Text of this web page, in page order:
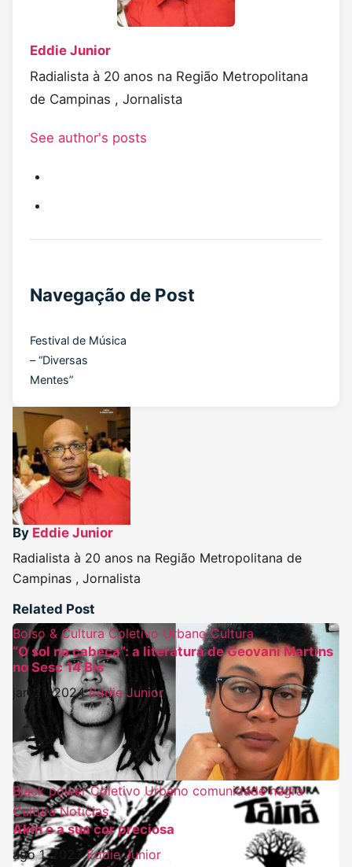
Eddie Junior
Radialista à 20 anos na Região Metropolitana
de Campinas , Jornalista
See author's posts
Navegação de Post
Festival de Música
– “Diversas
Mentes”
By Eddie Junior
Radialista à 20 anos na Região Metropolitana de
Campinas , Jornalista
Related Post
Bolso & CulturaColetivo UrbanoCultura
“O sol na cabeça”: a literatura de Geovani Martins
no Sesc 14 Bis
jan 21, 2024Eddie Junior
Black powerColetivo Urbano comunidade negra
CulturaNoticias
Akin e a sua cor preciosa
ago 1, 2023Eddie Junior